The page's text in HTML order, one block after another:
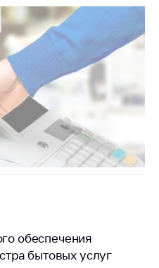
обеспечения
бытовых услуг